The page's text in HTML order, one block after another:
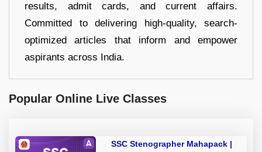
results, admit cards, and current affairs.
Committed to delivering high-quality, search-
optimized articles that inform and empower
aspirants across India.
Popular Online Live Classes
SSC Stenographer Mahapack |